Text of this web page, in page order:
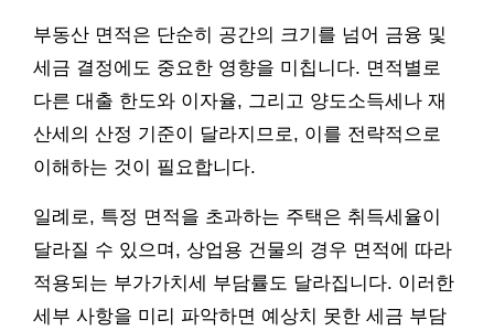
부동산 면적은 단순히 공간의 크기를 넘어 금융 및
세금 결정에도 중요한 영향을 미칩니다. 면적별로
다른 대출 한도와 이자율, 그리고 양도소득세나 재
산세의 산정 기준이 달라지므로, 이를 전략적으로
이해하는 것이 필요합니다.
일례로, 특정 면적을 초과하는 주택은 취득세율이
달라질 수 있으며, 상업용 건물의 경우 면적에 따라
적용되는 부가가치세 부담률도 달라집니다. 이러한
세부 사항을 미리 파악하면 예상치 못한 세금 부담